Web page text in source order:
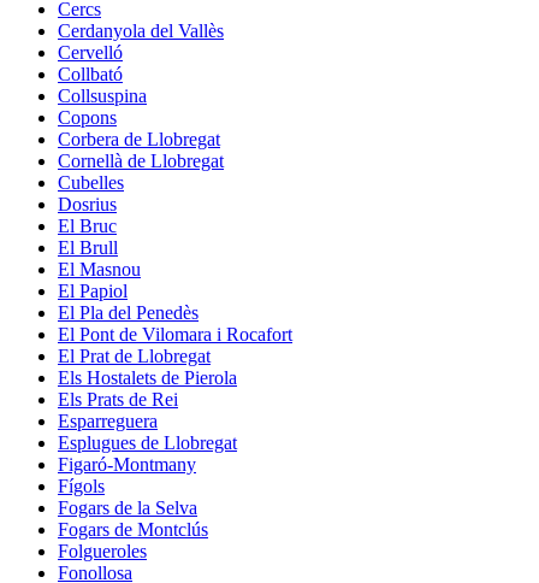
Cercs
Cerdanyola del Vallès
Cervelló
Collbató
Collsuspina
Copons
Corbera de Llobregat
Cornellà de Llobregat
Cubelles
Dosrius
El Bruc
El Brull
El Masnou
El Papiol
El Pla del Penedès
El Pont de Vilomara i Rocafort
El Prat de Llobregat
Els Hostalets de Pierola
Els Prats de Rei
Esparreguera
Esplugues de Llobregat
Figaró-Montmany
Fígols
Fogars de la Selva
Fogars de Montclús
Folgueroles
Fonollosa